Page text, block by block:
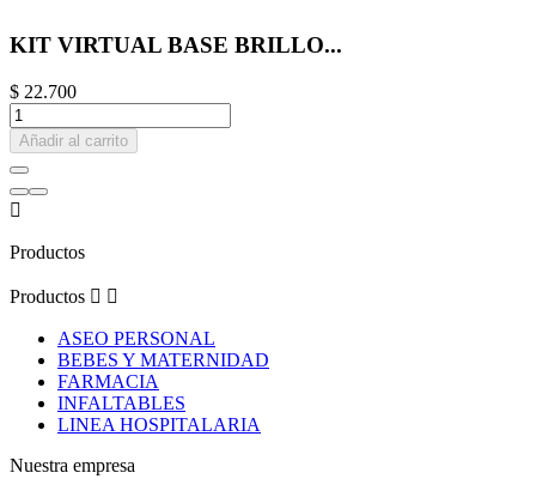
KIT VIRTUAL BASE BRILLO...
$ 22.700
Añadir al carrito

Productos
Productos  
ASEO PERSONAL
BEBES Y MATERNIDAD
FARMACIA
INFALTABLES
LINEA HOSPITALARIA
Nuestra empresa